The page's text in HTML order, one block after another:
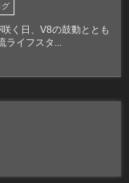
グ
く日、V8の鼓動ととも
イフスタ...